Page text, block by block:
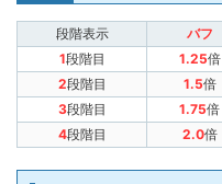
段階表示 バフ
1段階目 1.25倍
2段階目 1.5倍
3段階目 1.75倍
4段階目 2.0倍